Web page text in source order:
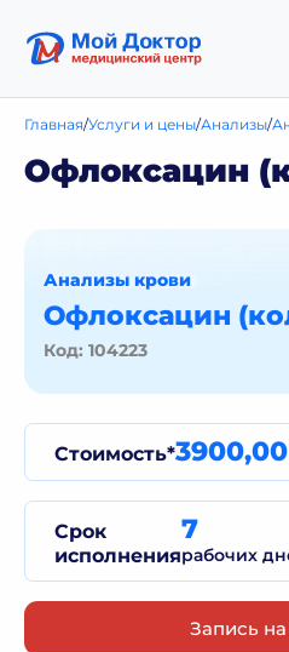
Главная Услуги и цены Анализы
Офлоксацин
Офлоксацин
Код: 104223
Анализы крови
Стоимость*
Срок
исполнения
7
рабочих
Запись